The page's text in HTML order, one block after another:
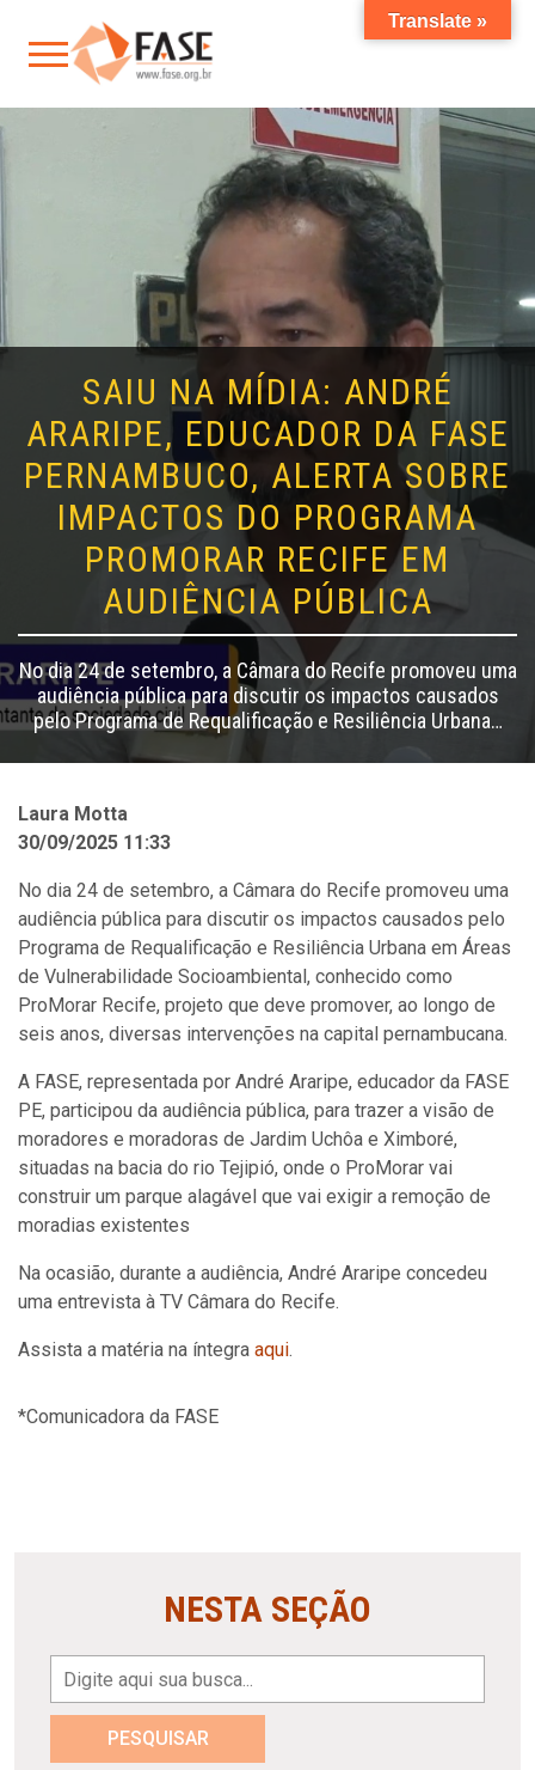
SAIU NA MÍDIA: ANDRÉ
ARARIPE, EDUCADOR DA FASE
PERNAMBUCO, ALERTA SOBRE
IMPACTOS DO PROGRAMA
PROMORAR RECIFE EM
AUDIÊNCIA PÚBLICA
No dia 24 de setembro, a Câmara do Recife promoveu uma
audiência pública para discutir os impactos causados
pelo Programa de Requalificação e Resiliência Urbana…
Laura Motta
30/09/2025 11:33
No dia 24 de setembro, a Câmara do Recife promoveu uma
audiência pública para discutir os impactos causados pelo
Programa de Requalificação e Resiliência Urbana em Áreas
de Vulnerabilidade Socioambiental, conhecido como
ProMorar Recife, projeto que deve promover, ao longo de
seis anos, diversas intervenções na capital pernambucana.
A FASE, representada por André Araripe, educador da FASE
PE, participou da audiência pública, para trazer a visão de
moradores e moradoras de Jardim Uchôa e Ximboré,
situadas na bacia do rio Tejipió, onde o ProMorar vai
construir um parque alagável que vai exigir a remoção de
moradias existentes
Na ocasião, durante a audiência, André Araripe concedeu
uma entrevista à TV Câmara do Recife.
Assista a matéria na íntegra aqui.
*Comunicadora da FASE
NESTA SEÇÃO
PESQUISAR
Translate »